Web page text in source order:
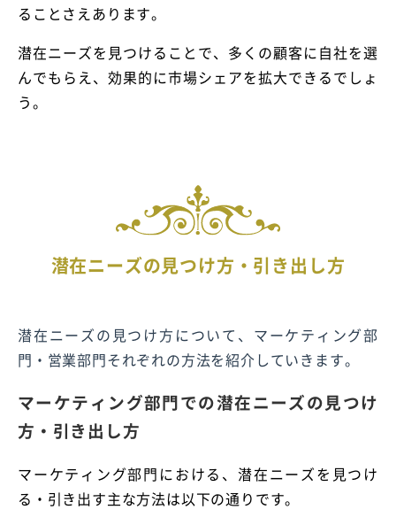
ることさえあります。
潜在ニーズを見つけることで、多くの顧客に自社を選
んでもらえ、効果的に市場シェアを拡大できるでしょ
う。
潜在ニーズの見つけ方・引き出し方
潜在ニーズの見つけ方について、マーケティング部
門・営業部門それぞれの方法を紹介していきます。
マーケティング部門での潜在ニーズの見つけ
方・引き出し方
マーケティング部門における、潜在ニーズを見つけ
る・引き出す主な方法は以下の通りです。